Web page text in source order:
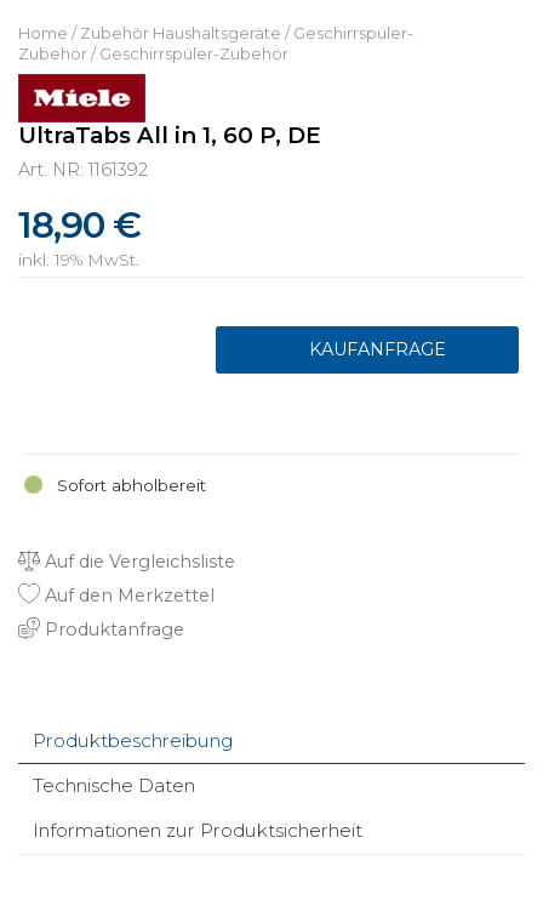
Home / Zubehör Haushaltsgeräte / Geschirrspüler-
Zubehör / Geschirrspüler-Zubehör
UltraTabs All in 1, 60 P, DE
Art. NR: 1161392
18,90 €
inkl. 19% MwSt.
Sofort abholbereit
Auf die Vergleichsliste
Auf den Merkzettel
Produktanfrage
Produktbeschreibung
Technische Daten
Informationen zur Produktsicherheit